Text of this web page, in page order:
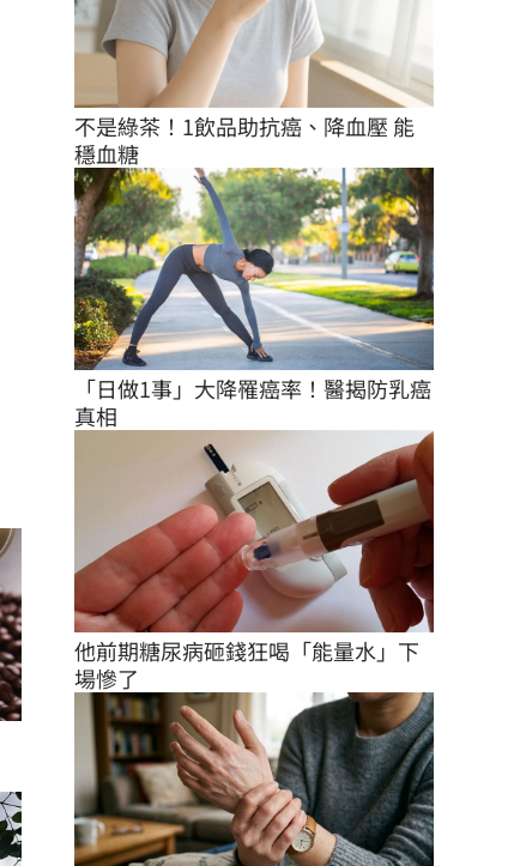
不是綠茶！1飲品助抗癌、降血壓 能
穩血糖
「日做1事」大降罹癌率！醫揭防乳癌
真相
他前期糖尿病砸錢狂喝「能量水」下
場慘了